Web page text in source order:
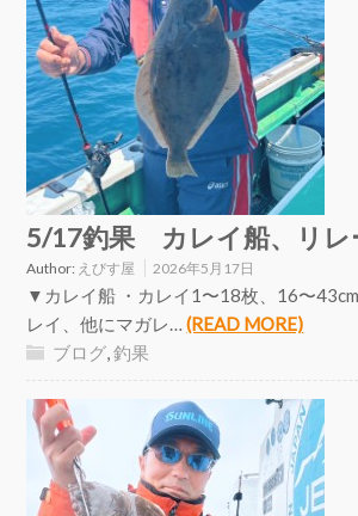
5/17釣果 カレイ船、リレ
Author: えびす屋 2026年5月17日
▼カレイ船 ・カレイ1〜18枚、16〜
レイ、他にマガレ…(READ MORE)
ブログ,釣果